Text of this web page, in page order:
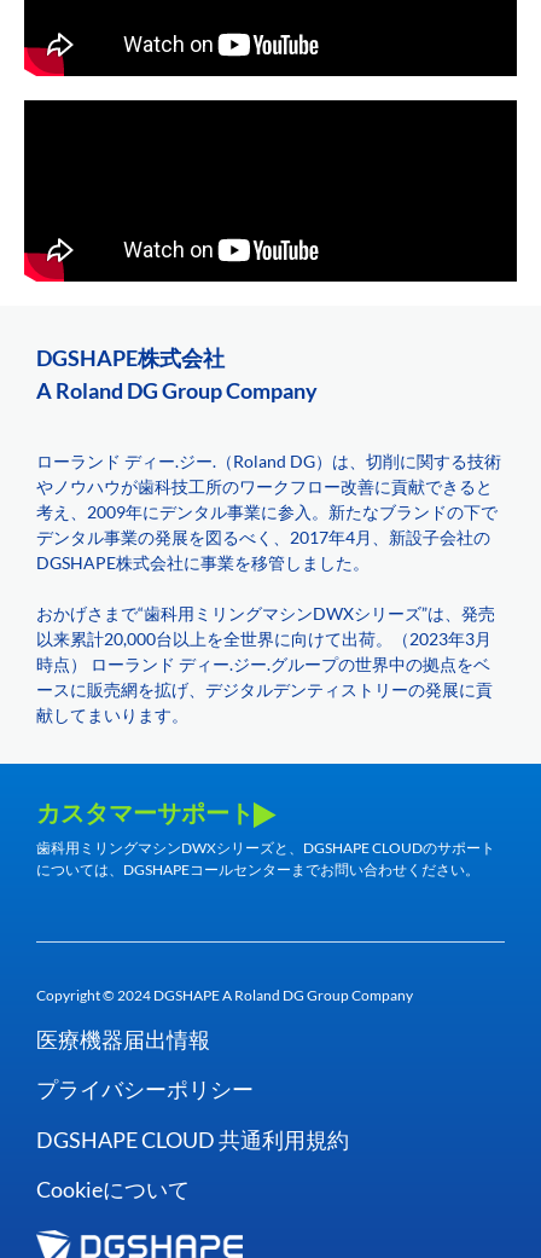
DGSHAPE株式会社
A Roland DG Group Company
ローランド ディー.ジー.（Roland DG）は、切削に関する技術
やノウハウが歯科技工所のワークフロー改善に貢献できると
考え、2009年にデンタル事業に参入。新たなブランドの下で
デンタル事業の発展を図るべく、2017年4月、新設子会社の
DGSHAPE株式会社に事業を移管しました。
おかげさまで“歯科用ミリングマシンDWXシリーズ”は、発売
以来累計20,000台以上を全世界に向けて出荷。（2023年3月
時点） ローランド ディー.ジー.グループの世界中の拠点をベ
ースに販売網を拡げ、デジタルデンティストリーの発展に貢
献してまいります。
カスタマーサポート
歯科用ミリングマシンDWXシリーズと、DGSHAPE CLOUDのサポート
については、DGSHAPEコールセンターまでお問い合わせください。
Copyright © 2024 DGSHAPE A Roland DG Group Company
医療機器届出情報
プライバシーポリシー
DGSHAPE CLOUD 共通利用規約
Cookieについて